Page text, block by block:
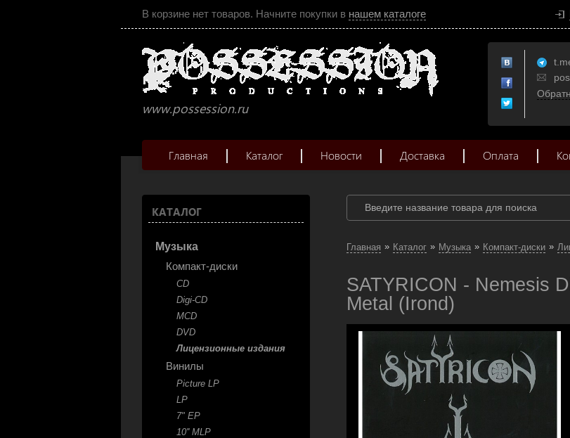
В корзине нет товаров. Начните покупки в нашем каталоге
www.possession.ru
Главная Каталог Новости Доставка Оплата
КАТАЛОГ
Музыка
Компакт-диски
CD
Digi-CD
MCD
DVD
Лицензионные издания
Винилы
Picture LP
LP
7" EP
10'' MLP
Главная » Каталог » Музыка » Компакт-диски »
SATYRICON - Nemesis
Metal (Irond)